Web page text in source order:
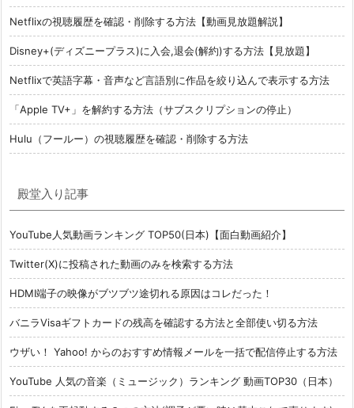
Netflixの視聴履歴を確認・削除する方法【動画見放題解説】
Disney+(ディズニープラス)に入会,退会(解約)する方法【見放題】
Netflixで英語字幕・音声など言語別に作品を絞り込んで表示する方法
「Apple TV+」を解約する方法（サブスクリプションの停止）
Hulu（フールー）の視聴履歴を確認・削除する方法
殿堂入り記事
YouTube人気動画ランキング TOP50(日本)【面白動画紹介】
Twitter(X)に投稿された動画のみを検索する方法
HDMI端子の映像がブツブツ途切れる原因はコレだった！
バニラVisaギフトカードの残高を確認する方法と全部使い切る方法
ウザい！ Yahoo! からのおすすめ情報メールを一括で配信停止する方法
YouTube 人気の音楽（ミュージック）ランキング 動画TOP30（日本）